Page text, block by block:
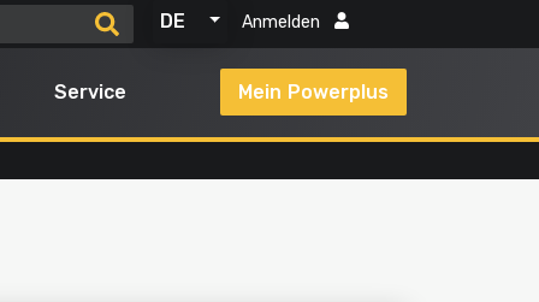
DE Anmelden
Service Mein Powerplus